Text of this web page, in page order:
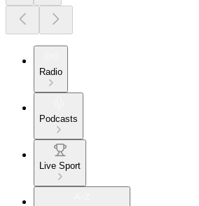
Radio
Podcasts
Live Sport